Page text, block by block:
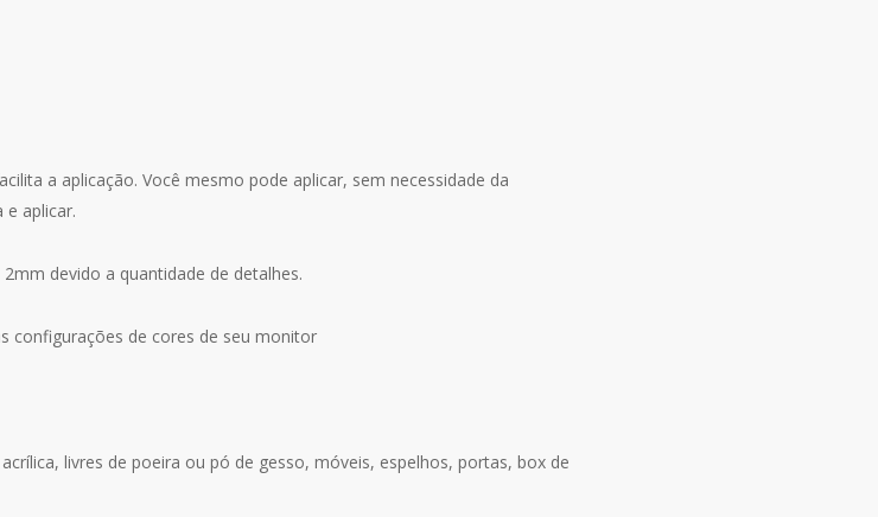
a aplicação. Você mesmo pode aplicar, sem necessidade da
aplicar.
devido a quantidade de detalhes.
configurações de cores de seu monitor
livres de poeira ou pó de gesso, móveis, espelhos, portas, box de